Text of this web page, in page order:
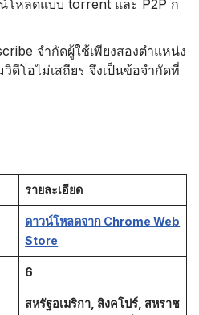
โหลดแบบ torrent และ P2P ก็
จำกัดผู้ใช้เพียงสองตำแหน่ง
ดีโอไม่เสถียร จึงเป็นข้อจำกัดที่
รายละเอียด
ดาวน์โหลดจาก Chrome Web
Store
6
สหรัฐอเมริกา, สิงคโปร์, สหราช